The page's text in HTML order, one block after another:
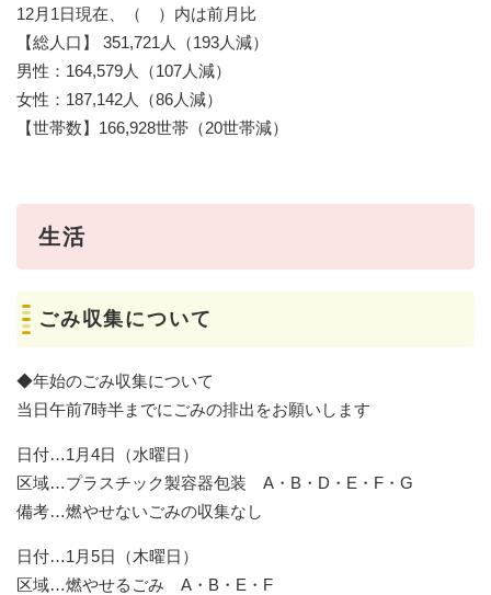
12月1日現在、（ ）内は前月比
【総人口】 351,721人（193人減）
男性：164,579人（107人減）
女性：187,142人（86人減）
【世帯数】166,928世帯（20世帯減）
生活
ごみ収集について
◆年始のごみ収集について
当日午前7時半までにごみの排出をお願いします
日付…1月4日（水曜日）
区域…プラスチック製容器包装 A・B・D・E・F・G
備考…燃やせないごみの収集なし
日付…1月5日（木曜日）
区域…燃やせるごみ A・B・E・F